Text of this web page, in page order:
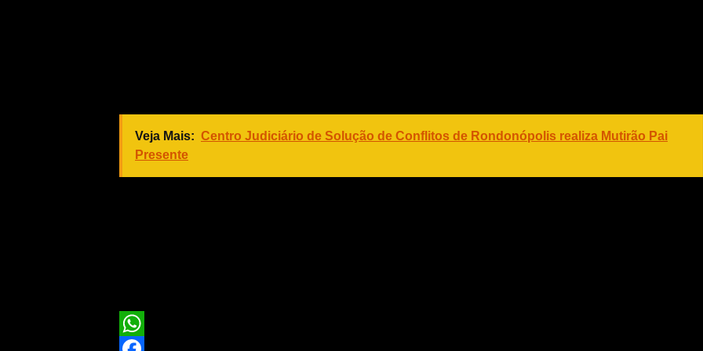
Veja Mais: Centro Judiciário de Solução de Conflitos de Rondonópolis realiza Mutirão Pai
Presente
WhatsApp